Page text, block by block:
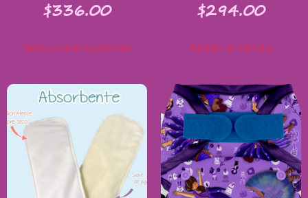
$336.00
Seleccionar opciones
$294.00
Añadir al carrito